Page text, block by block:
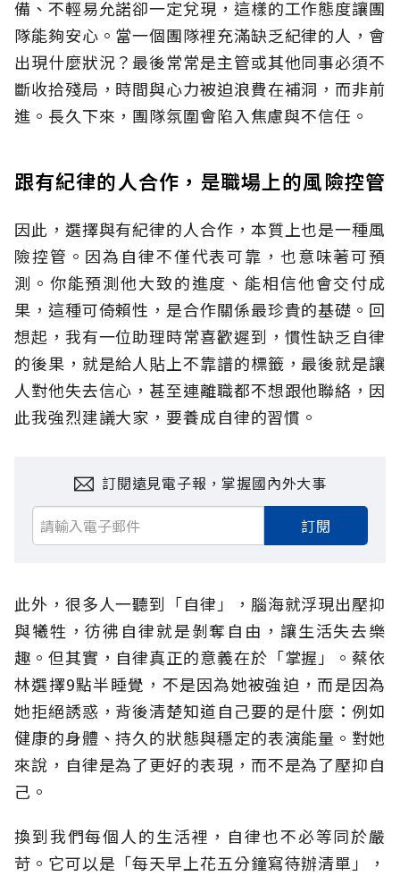
備、不輕易允諾卻一定兌現，這樣的工作態度讓團
隊能夠安心。當一個團隊裡充滿缺乏紀律的人，會
出現什麼狀況？最後常常是主管或其他同事必須不
斷收拾殘局，時間與心力被迫浪費在補洞，而非前
進。長久下來，團隊氛圍會陷入焦慮與不信任。
跟有紀律的人合作，是職場上的風險控管
因此，選擇與有紀律的人合作，本質上也是一種風
險控管。因為自律不僅代表可靠，也意味著可預
測。你能預測他大致的進度、能相信他會交付成
果，這種可倚賴性，是合作關係最珍貴的基礎。回
想起，我有一位助理時常喜歡遲到，慣性缺乏自律
的後果，就是給人貼上不靠譜的標籤，最後就是讓
人對他失去信心，甚至連離職都不想跟他聯絡，因
此我強烈建議大家，要養成自律的習慣。
訂閱遠見電子報，掌握國內外大事
訂閱
此外，很多人一聽到「自律」，腦海就浮現出壓抑
與犧牲，彷彿自律就是剝奪自由，讓生活失去樂
趣。但其實，自律真正的意義在於「掌握」。蔡依
林選擇9點半睡覺，不是因為她被強迫，而是因為
她拒絕誘惑，背後清楚知道自己要的是什麼：例如
健康的身體、持久的狀態與穩定的表演能量。對她
來說，自律是為了更好的表現，而不是為了壓抑自
己。
換到我們每個人的生活裡，自律也不必等同於嚴
苛。它可以是「每天早上花五分鐘寫待辦清單」，